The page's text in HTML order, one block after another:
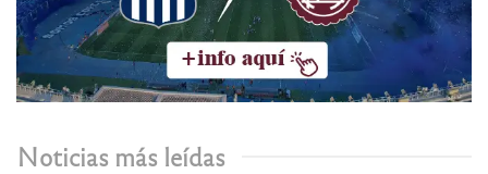
Noticias más leídas